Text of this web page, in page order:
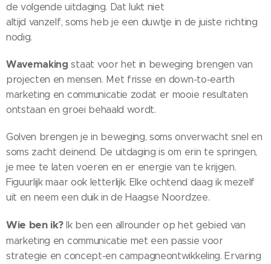
de volgende uitdaging. Dat lukt niet
altijd vanzelf, soms heb je een duwtje in de juiste richting
nodig.
Wavemaking staat voor het in beweging brengen van
projecten en mensen. Met frisse en down-to-earth
marketing en communicatie zodat er mooie resultaten
ontstaan en groei behaald wordt.
Golven brengen je in beweging, soms onverwacht snel en
soms zacht deinend. De uitdaging is om erin te springen,
je mee te laten voeren en er energie van te krijgen.
Figuurlijk maar ook letterlijk. Elke ochtend daag ik mezelf
uit en neem een duik in de Haagse Noordzee.
Wie ben ik?Ik ben een allrounder op het gebied van
marketing en communicatie met een passie voor
strategie en concept-en campagneontwikkeling. Ervaring